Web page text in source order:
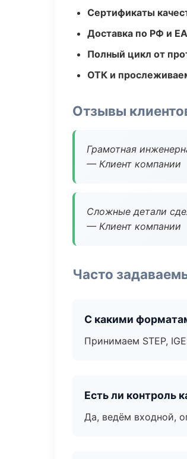
Сертификаты
Доставка по РФ и
Полный цикл от
ОТК и
Отзывы
Грамотная
— Клиент компании
Сложные детали
— Клиент компании
Часто
С какими
Принимаем STEP,
Есть ли контроль
Да, ведём входной,